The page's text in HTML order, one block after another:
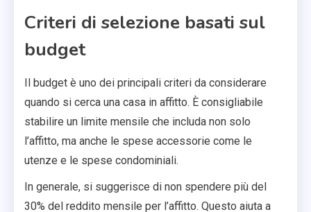
Criteri di selezione basati sul
budget
Il budget è uno dei principali criteri da considerare
quando si cerca una casa in affitto. È consigliabile
stabilire un limite mensile che includa non solo
l’affitto, ma anche le spese accessorie come le
utenze e le spese condominiali.
In generale, si suggerisce di non spendere più del
30% del reddito mensile per l’affitto. Questo aiuta a